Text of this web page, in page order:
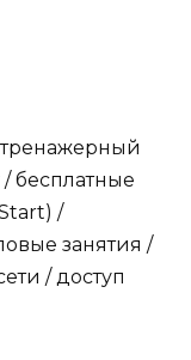
тренажерный
/ бесплатные
/
занятия /
/ доступ